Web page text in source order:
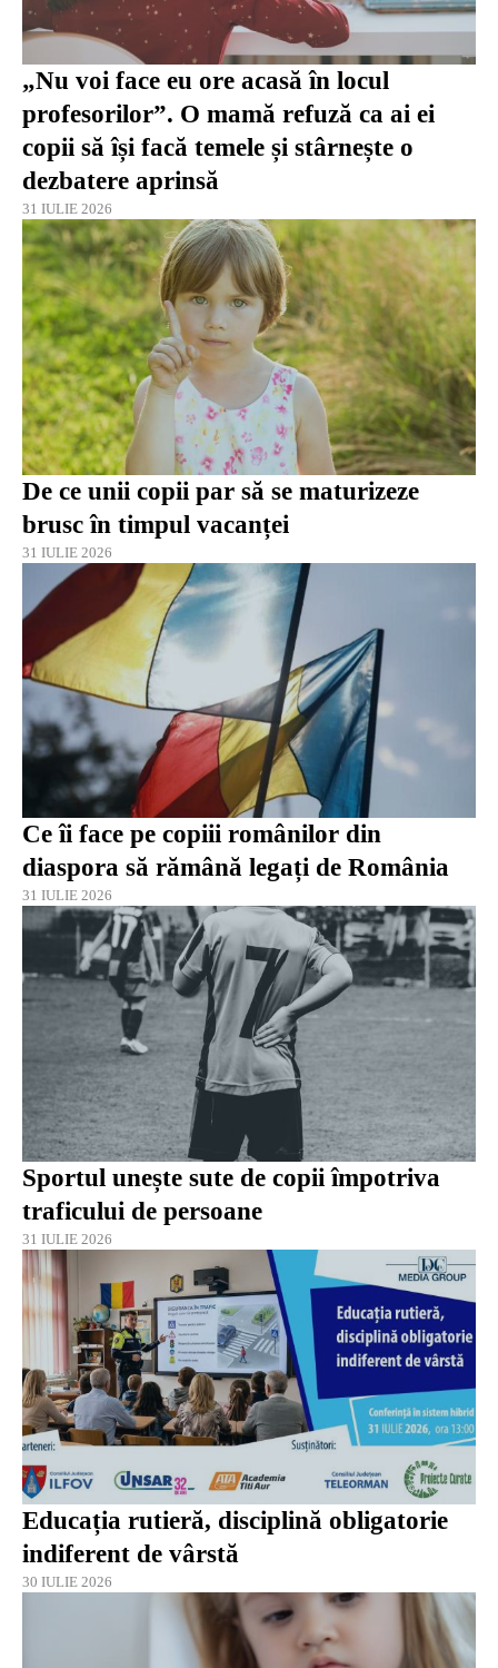
„Nu voi face eu ore acasă în locul
profesorilor”. O mamă refuză ca ai ei
copii să își facă temele și stârnește o
dezbatere aprinsă
31 IULIE 2026
De ce unii copii par să se maturizeze
brusc în timpul vacanței
31 IULIE 2026
Ce îi face pe copiii românilor din
diaspora să rămână legați de România
31 IULIE 2026
Sportul unește sute de copii împotriva
traficului de persoane
31 IULIE 2026
Educația rutieră, disciplină obligatorie
indiferent de vârstă
30 IULIE 2026